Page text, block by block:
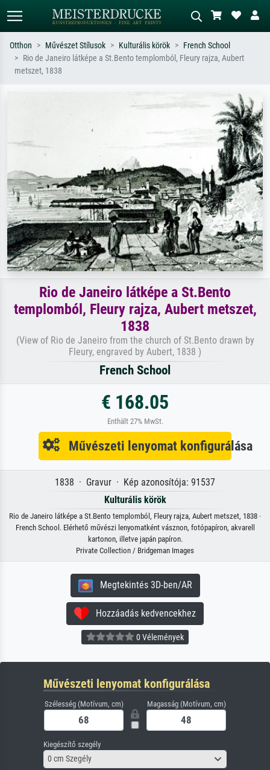
Alap keresés
impresszionizmus, Hokusai-hullám,
piros absztrakt, sötét olajkép, álló akt
egy fa mellett.
Otthon Művészet Stílusok Kulturális körök
French School
Rio de Janeiro látképe a St.Bento templomból, Fleury rajza, Aubert
metszet, 1838
Rio de Janeiro látképe a St.Bento
templomból, Fleury rajza, Aubert metszet,
1838
(View of Rio de Janeiro from the church of St.Bento drawn by
Fleury, engraved by Aubert, 1838 )
French School
€ 168.05
Enthält 27% MwSt.
Művészeti lenyomat konfigurálása
1838 · Gravur · Kép azonosítója: 91537
Kulturális körök
Rio de Janeiro látképe a St.Bento templomból, Fleury rajza, Aubert metszet, 1838 ·
French School. Elérhető művészi lenyomatként vásznon, fotópapíron, akvarell
kartonon, illetve japán papíron.
Private Collection / Bridgeman Images
Megtekintés 3D-ben/AR
Hozzáadás kedvencekhez
0 Vélemények
Művészeti lenyomat konfigurálása
Szélesség (Motívum, cm) Magasság (Motívum, cm)
Kiegészítő szegély
0 cm Szegély